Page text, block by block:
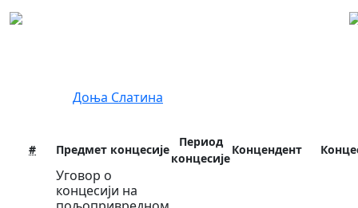
Доња Слатина
# Предмет концесије
Период
концесије
Концендент
Уговор о
концесији на